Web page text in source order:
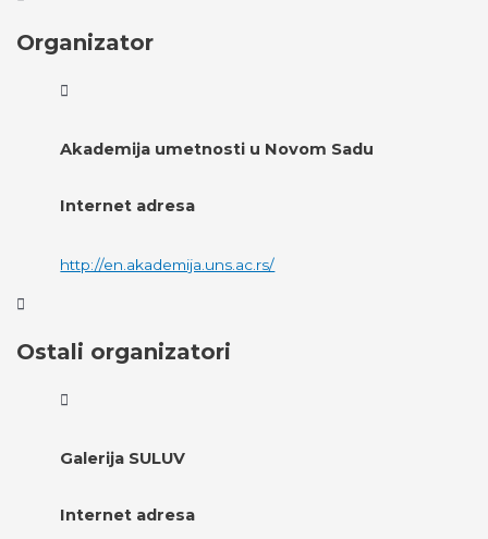
Organizator
Akademija umetnosti u Novom Sadu
Internet adresa
http://en.akademija.uns.ac.rs/
Ostali organizatori
Galerija SULUV
Internet adresa